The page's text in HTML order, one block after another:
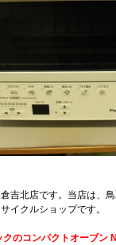
吉北店です。当店は、
イクルショップです。
クのコンパクトオーブン